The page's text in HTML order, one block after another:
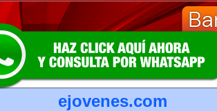
ejovenes.com